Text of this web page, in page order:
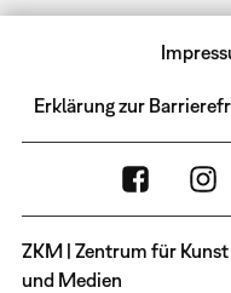
Erklärung zur
ZKM | Zentrum für Kunst
und Medien